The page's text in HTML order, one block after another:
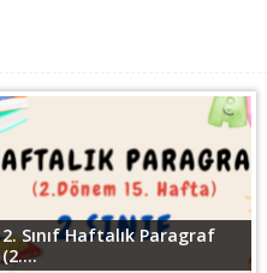
2. Sınıf Haftalık Paragraf
(2....